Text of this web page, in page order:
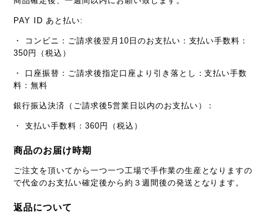
PAY ID あと払い:
・ コンビニ：ご請求後翌月10日のお支払い：支払い手数料：
350円（税込）
・ 口座振替：ご請求後指定口座より引き落とし：支払い手数
料：無料
銀行振込決済（ご請求後5営業日以内のお支払い）：
・ 支払い手数料：360円（税込）
商品のお届け時期
ご注文を頂いてから一つ一つ工場で手作業の生産となりますの
で代金のお支払い確定後から約３週間後の発送となります。
返品について